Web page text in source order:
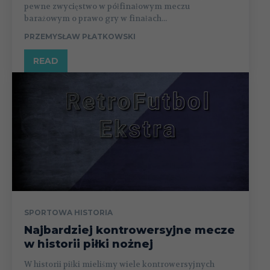
pewne zwycięstwo w półfinałowym meczu
barażowym o prawo gry w finałach...
PRZEMYSŁAW PŁATKOWSKI
READ
SPORTOWA HISTORIA
Najbardziej kontrowersyjne mecze
w historii piłki nożnej
W historii piłki mieliśmy wiele kontrowersyjnych